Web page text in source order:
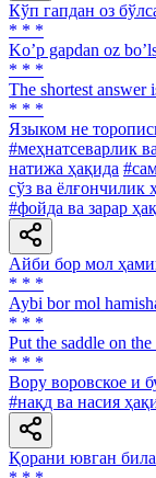
Кўп гапдан оз
* * *
Koʼp gapdan oz
* * *
The shortest answer
* * *
Языком не
#меҳнатсеварлик
натижа ҳақида
сўз ва ёлғончилик
#фойда ва зарар
Айби бор мол
* * *
Aybi bor mol
* * *
Put the saddle on
* * *
Вору воровское и
#нақд ва насия
Қорани ювган